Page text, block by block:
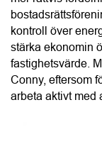
som vill sänka
Conny Lindskog,
Enligt Conny är
många
får en tydlig och
och teknisk
kunder
fler fastigheter i